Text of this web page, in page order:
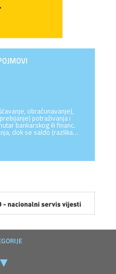
obračunavanje),
potraživanja i
bankarskog ili financ.
dok se saldo (razlika…